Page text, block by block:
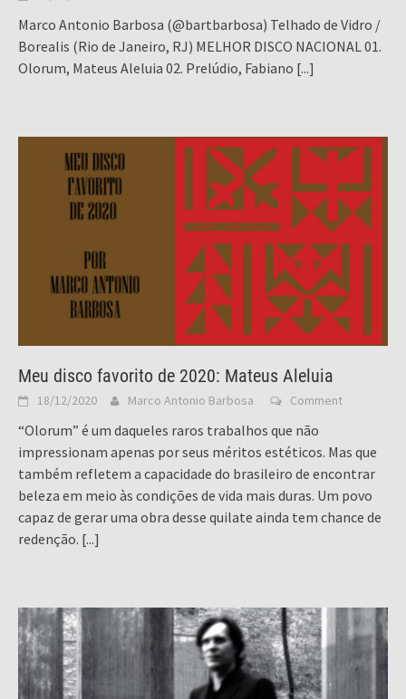
Marco Antonio Barbosa (@bartbarbosa) Telhado de Vidro /
Borealis (Rio de Janeiro, RJ) MELHOR DISCO NACIONAL 01.
Olorum, Mateus Aleluia 02. Prelúdio, Fabiano [...]
Meu disco favorito de 2020: Mateus Aleluia
18/12/2020 Marco Antonio Barbosa Comment
“Olorum” é um daqueles raros trabalhos que não
impressionam apenas por seus méritos estéticos. Mas que
também refletem a capacidade do brasileiro de encontrar
beleza em meio às condições de vida mais duras. Um povo
capaz de gerar uma obra desse quilate ainda tem chance de
redenção. [...]